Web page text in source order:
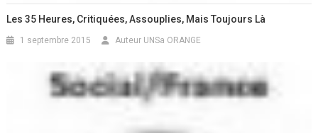
Les 35 Heures, Critiquées, Assouplies, Mais Toujours Là
1 septembre 2015 Auteur UNSa ORANGE